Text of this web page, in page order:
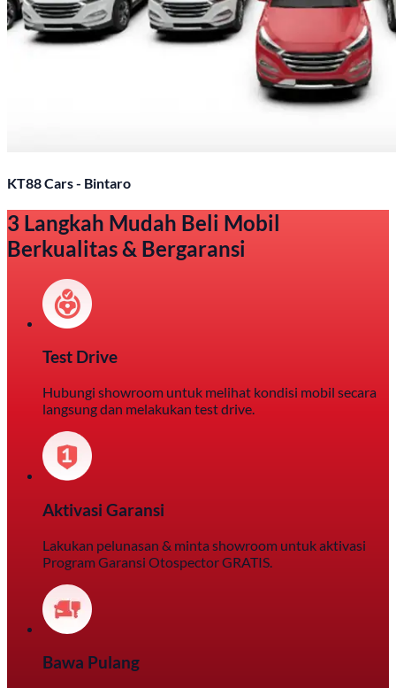
KT88 Cars - Bintaro
3 Langkah Mudah Beli Mobil
Berkualitas & Bergaransi
Test Drive
Hubungi showroom untuk melihat kondisi mobil secara
langsung dan melakukan test drive.
Aktivasi Garansi
Lakukan pelunasan & minta showroom untuk aktivasi
Program Garansi Otospector GRATIS.
Bawa Pulang